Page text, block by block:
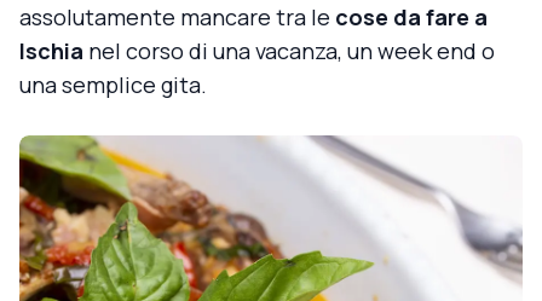
assolutamente mancare tra le cose da fare a
Ischia nel corso di una vacanza, un week end o
una semplice gita.